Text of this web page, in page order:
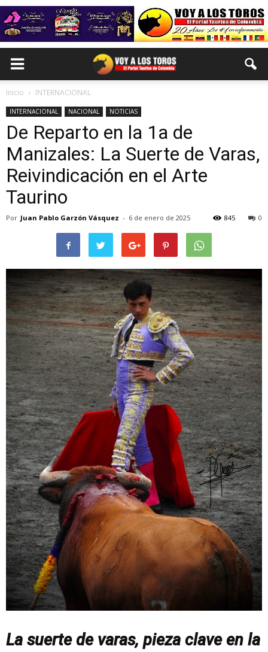
Inicio INTERNACIONAL
INTERNACIONAL NACIONAL NOTICIAS
De Reparto en la 1a de
Manizales: La Suerte de Varas,
Reivindicación en el Arte
Taurino
Por Juan Pablo Garzón Vásquez - 6 de enero de 2025 0
845
La suerte de varas, pieza clave en la